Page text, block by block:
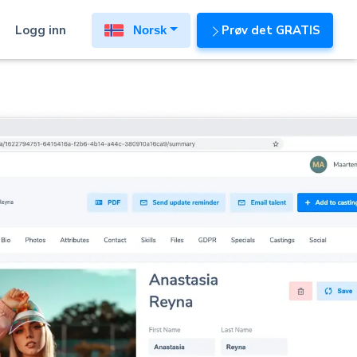
Logg inn Norsk Prøv det GRATIS